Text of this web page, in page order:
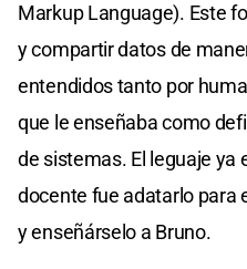
Markup Language). Este
y compartir datos de
entendidos tanto por
que le enseñaba como
de sistemas. El leguaje ya
docente fue adatarlo para
y enseñárselo a Bruno.